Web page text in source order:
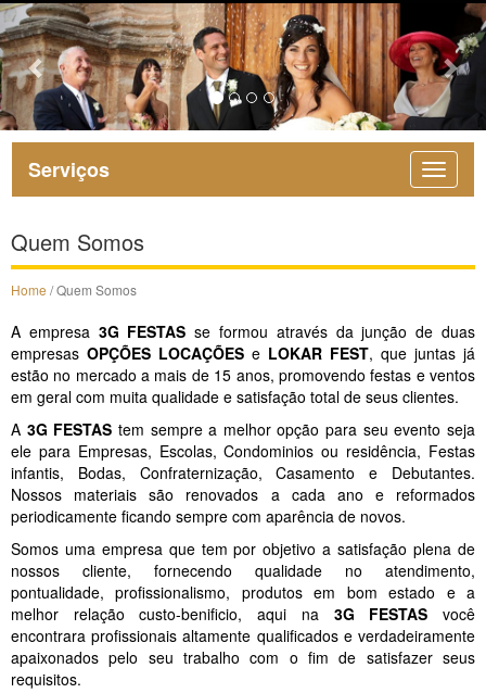
Previous
Serviços
Quem Somos
Home / Quem Somos
A empresa 3G FESTAS se formou através da junção de duas
empresas OPÇÕES LOCAÇÕES e LOKAR FEST, que juntas já
estão no mercado a mais de 15 anos, promovendo festas e ventos
em geral com muita qualidade e satisfação total de seus clientes.
A 3G FESTAS tem sempre a melhor opção para seu evento seja
ele para Empresas, Escolas, Condominios ou residência, Festas
infantis, Bodas, Confraternização, Casamento e Debutantes.
Nossos materiais são renovados a cada ano e reformados
periodicamente ficando sempre com aparência de novos.
Somos uma empresa que tem por objetivo a satisfação plena de
nossos cliente, fornecendo qualidade no atendimento,
pontualidade, profissionalismo, produtos em bom estado e a
melhor relação custo-benificio, aqui na 3G FESTAS você
encontrara profissionais altamente qualificados e verdadeiramente
apaixonados pelo seu trabalho com o fim de satisfazer seus
requisitos.